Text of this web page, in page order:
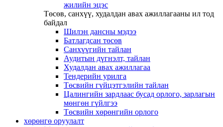
жилийн эцэс
Төсөв, санхүү, худалдан авах ажиллагааны ил тод
байдал
Шилэн дансны мэдээ
Батлагдсан төсөв
Санхүүгийн тайлан
Аудитын дүгнэлт, тайлан
Худалдан авах ажиллагаа
Тендерийн урилга
Төсвийн гүйцэтгэлийн тайлан
Цалингийн зардлаас бусад орлого, зарлагын
мөнгөн гүйлгээ
Төсвийн хөрөнгийн орлого
хөрөнгө оруулалт